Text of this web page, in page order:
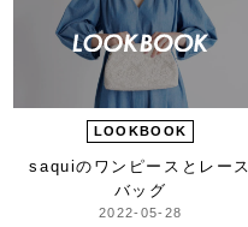
LOOKBOOK
saquiのワンピースと レース
バッグ
2022-05-28